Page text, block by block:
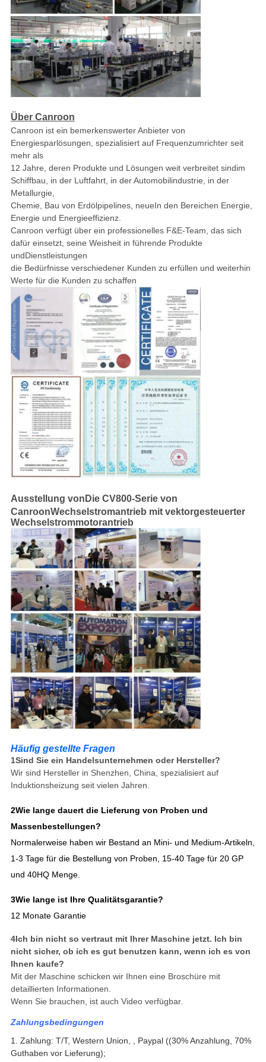
Über Canroon
Canroon ist ein bemerkenswerter Anbieter von
Energiesparlösungen, spezialisiert auf Frequenzumrichter seit
mehr als
12 Jahre, deren Produkte und Lösungen weit verbreitet sindim
Schiffbau, in der Luftfahrt, in der Automobilindustrie, in der
Metallurgie,
Chemie, Bau von Erdölpipelines, neueIn den Bereichen Energie,
Energie und Energieeffizienz.
Canroon verfügt über ein professionelles F&E-Team, das sich
dafür einsetzt, seine Weisheit in führende Produkte
undDienstleistungen
die Bedürfnisse verschiedener Kunden zu erfüllen und weiterhin
Werte für die Kunden zu schaffen
Ausstellung von Die CV800-Serie von
CanroonWechselstromantrieb mit vektorgesteuerter
Wechselstrommotorantrieb
Häufig gestellte Fragen
1Sind Sie ein Handelsunternehmen oder Hersteller?
Wir sind Hersteller in Shenzhen, China, spezialisiert auf
Induktionsheizung seit vielen Jahren.
2Wie lange dauert die Lieferung von Proben und
Massenbestellungen?
Normalerweise haben wir Bestand an Mini- und Medium-Artikeln,
1-3 Tage für die Bestellung von Proben, 15-40 Tage für 20 GP
und 40HQ Menge.
3Wie lange ist Ihre Qualitätsgarantie?
12 Monate Garantie
4Ich bin nicht so vertraut mit Ihrer Maschine jetzt. Ich bin
nicht sicher, ob ich es gut benutzen kann, wenn ich es von
Ihnen kaufe?
Mit der Maschine schicken wir Ihnen eine Broschüre mit
detaillierten Informationen.
Wenn Sie brauchen, ist auch Video verfügbar.
Zahlungsbedingungen
1. Zahlung: T/T, Western Union, , Paypal ((30% Anzahlung, 70%
Guthaben vor Lieferung);